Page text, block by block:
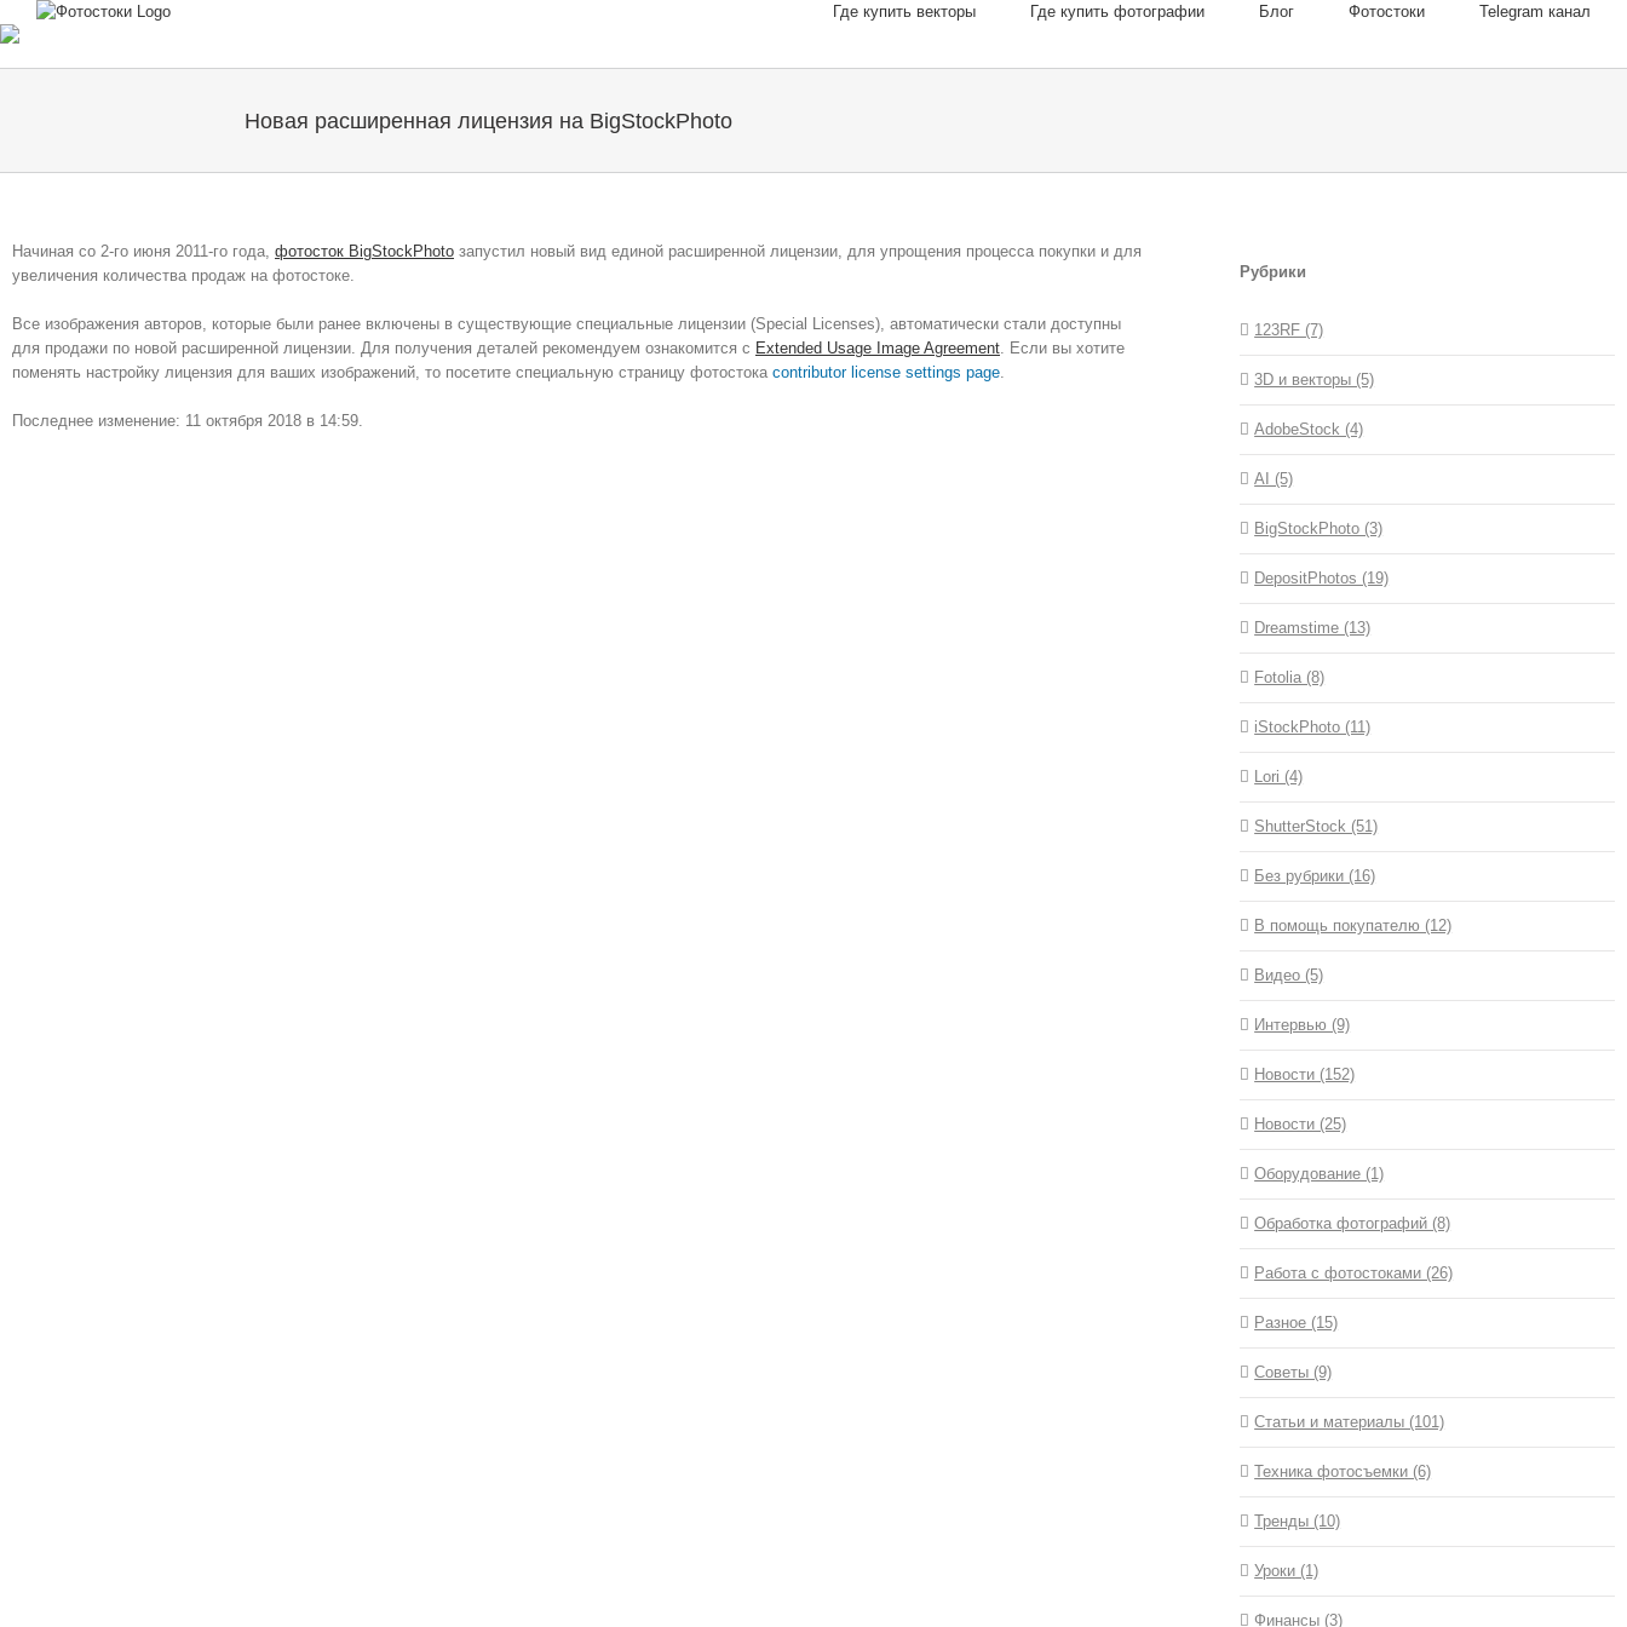
to
Где купить векторы Где купить фотографии Блог Фотостоки Telegram канал
Новая расширенная лицензия на BigStockPhoto
Начиная со 2-го июня 2011-го года, фотосток BigStockPhoto запустил новый вид единой расширенной лицензии, для упрощения процесса покупки и для
увеличения количества продаж на фотостоке.
Все изображения авторов, которые были ранее включены в существующие специальные лицензии (Special Licenses), автоматически стали доступны
для продажи по новой расширенной лицензии. Для получения деталей рекомендуем ознакомится с Extended Usage Image Agreement. Если вы хотите
поменять настройку лицензия для ваших изображений, то посетите специальную страницу фотостока contributor license settings page.
Последнее изменение: 11 октября 2018 в 14:59.
Рубрики
123RF (7)
3D и векторы (5)
AdobeStock (4)
AI (5)
BigStockPhoto (3)
DepositPhotos (19)
Dreamstime (13)
Fotolia (8)
iStockPhoto (11)
Lori (4)
ShutterStock (51)
Без рубрики (16)
В помощь покупателю (12)
Видео (5)
Интервью (9)
Новости (152)
Новости (25)
Оборудование (1)
Обработка фотографий (8)
Работа с фотостоками (26)
Разное (15)
Советы (9)
Статьи и материалы (101)
Техника фотосъемки (6)
Тренды (10)
Уроки (1)
Финансы (3)